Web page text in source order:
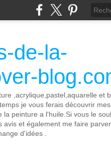
de-la-
,acrylique,pastel,aquarelle et
je vous ferais découvrir mes
la peinture a l'huile.Si vous le
avis et également me faire
d'idées .